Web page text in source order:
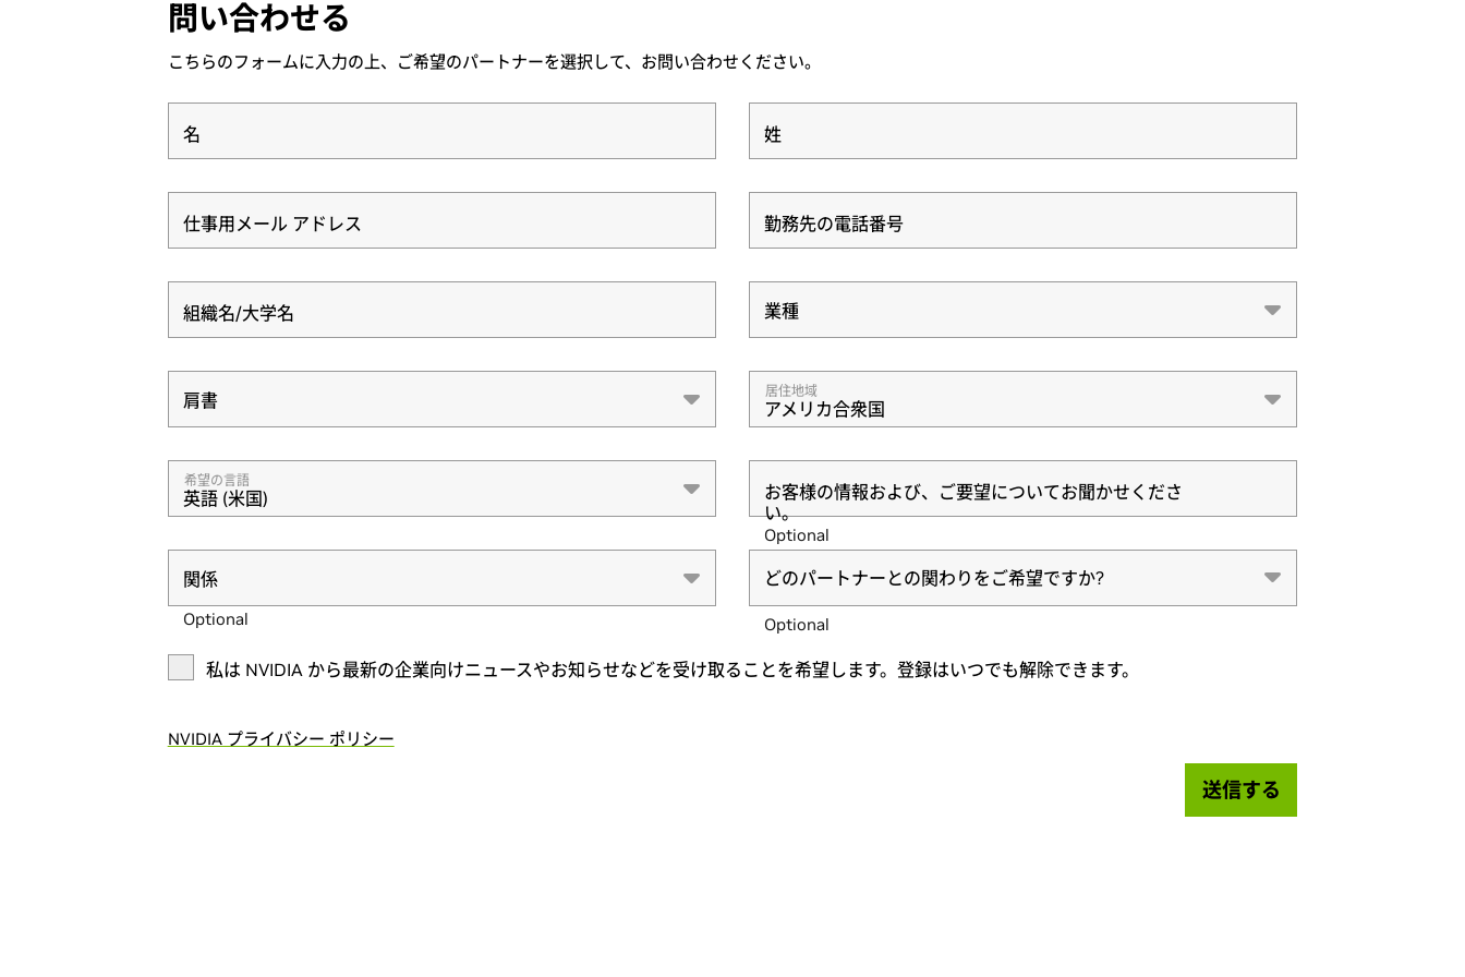
問い合わせる
こちらのフォームに入力の上、ご希望のパートナーを選択して、お問い合わせください。
名 姓
仕事用メール アドレス 勤務先の電話番号
組織名/大学名 業種
業種
肩書
肩書 居住地域
アメリカ合衆国
希望の言語
英語 (米国)
お客様の情報および、ご要望についてお聞かせくださ
い。
Optional
関係
関係
Optional
どのパートナーとの関わりをご希望ですか?
Optional
私は NVIDIA から最新の企業向けニュースやお知らせなどを受け取ることを希望します。登録はいつでも解除できます。
NVIDIA プライバシー ポリシー
送信する